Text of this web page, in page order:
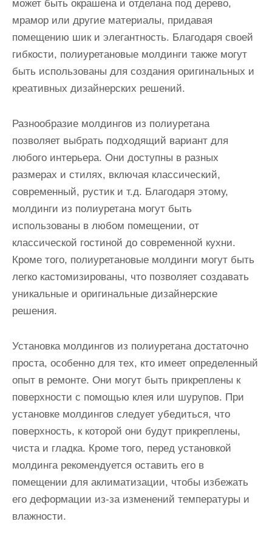
может быть окрашена и отделана под дерево,
мрамор или другие материалы, придавая
помещению шик и элегантность. Благодаря своей
гибкости, полиуретановые молдинги также могут
быть использованы для создания оригинальных и
креативных дизайнерских решений.
Разнообразие молдингов из полиуретана
позволяет выбрать подходящий вариант для
любого интерьера. Они доступны в разных
размерах и стилях, включая классический,
современный, рустик и т.д. Благодаря этому,
молдинги из полиуретана могут быть
использованы в любом помещении, от
классической гостиной до современной кухни.
Кроме того, полиуретановые молдинги могут быть
легко кастомизированы, что позволяет создавать
уникальные и оригинальные дизайнерские
решения.
Установка молдингов из полиуретана достаточно
проста, особенно для тех, кто имеет определенный
опыт в ремонте. Они могут быть прикреплены к
поверхности с помощью клея или шурупов. При
установке молдингов следует убедиться, что
поверхность, к которой они будут прикреплены,
чиста и гладка. Кроме того, перед установкой
молдинга рекомендуется оставить его в
помещении для аклиматизации, чтобы избежать
его деформации из-за изменений температуры и
влажности.